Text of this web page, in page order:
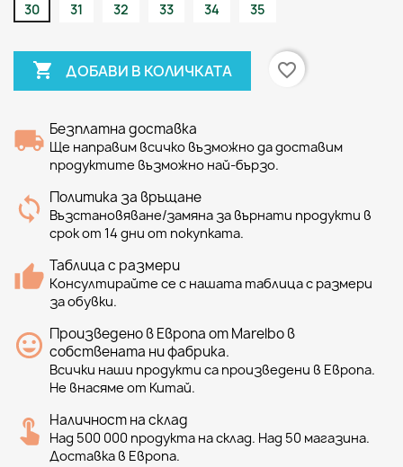
30 31 32 33 34 35
 ДОБАВИ В КОЛИЧКАТА favorite_border
Безплатна доставка
Ще направим всичко възможно да доставим
продуктите възможно най-бързо.
Политика за връщане
Възстановяване/замяна за върнати продукти в
срок от 14 дни от покупката.
Таблица с размери
Консултирайте се с нашата таблица с размери
за обувки.
Произведено в Европа от Marelbo в
собствената ни фабрика.
Всички наши продукти са произведени в Европа.
Не внасяме от Китай.
Наличност на склад
Над 500 000 продукта на склад. Над 50 магазина.
Доставка в Европа.